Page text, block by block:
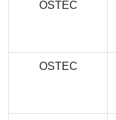
OSTEC
OSTEC